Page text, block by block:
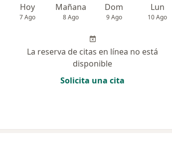
Hoy
7 Ago
Mañana
8 Ago
Dom
9 Ago
Lun
10 Ago
La reserva de citas en línea no está
disponible
Solicita una cita